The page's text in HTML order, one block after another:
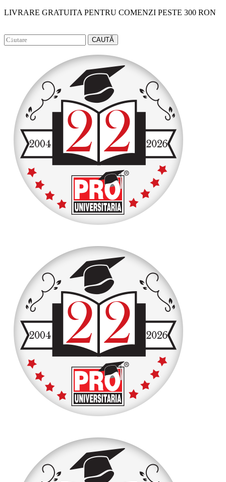
LIVRARE GRATUITA PENTRU COMENZI PESTE 300 RON
CAUTĂ